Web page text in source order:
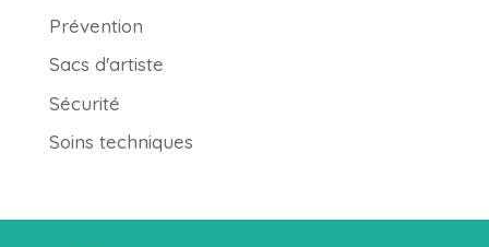
Prévention
Sacs d'artiste
Sécurité
Soins techniques